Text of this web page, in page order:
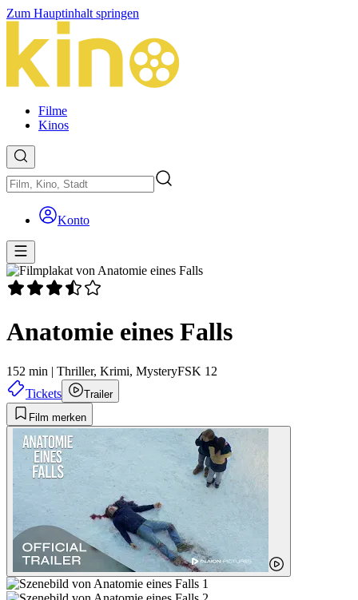
Zum Hauptinhalt springen
Filme
Kinos
Konto
Anatomie eines Falls
152 min | Thriller, Krimi, MysteryFSK 12
Tickets
Trailer
Film merken